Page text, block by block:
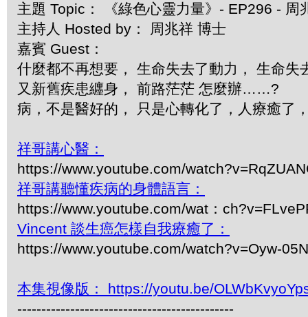
主題 Topic： 《綠色心靈力量》- EP296 - 周
主持人 Hosted by： 周兆祥 博士
嘉賓 Guest：
什麼都不再想要， 生命失去了動力， 生命失
又新舊疾患纒身， 前路茫茫 怎麼辦……?
病，不是醫好的， 只是心轉化了，人療癒
祥哥講心醫：
https://www.youtube.com/
祥哥講聽懂疾病的身體語言：
https://www.youtube.com/wat：
Vincent 談生癌怎樣自我療癒了：
https://www.youtube.com/watch?v=Oyw-
本集視像版： https://youtu.be/
---------------------------------------------